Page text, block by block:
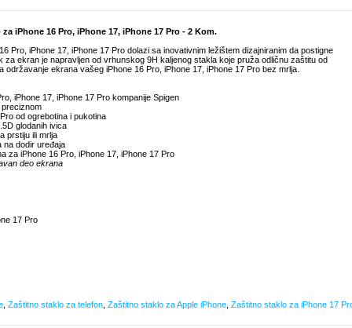
iPhone 16 Pro, iPhone 17, iPhone 17 Pro - 2 Kom.
Pro, iPhone 17, iPhone 17 Pro dolazi sa inovativnim ležištem dizajniranim da postigne
ekran je napravljen od vrhunskog 9H kaljenog stakla koje pruža odličnu zaštitu od
ekrana vašeg iPhone 16 Pro, iPhone 17, iPhone 17 Pro bez mrlja.
iPhone 17, iPhone 17 Pro kompanije Spigen
od ogrebotina i pukotina
glodanih ivica
prstiju ili mrlja
na dodir uređaja
za iPhone 16 Pro, iPhone 17, iPhone 17 Pro
deo ekrana
17 Pro
Zaštitno staklo za telefon Zaštitno staklo za Apple iPhone Zaštitno staklo za iPhone 17